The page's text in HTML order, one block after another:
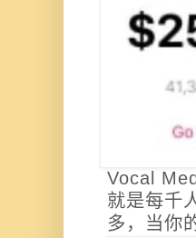
Vocal
就是每千
多，当你